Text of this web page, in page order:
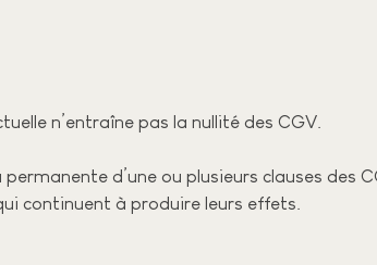
n’entraîne pas la nullité des CGV.
d’une ou plusieurs clauses
continuent à produire leurs effets.